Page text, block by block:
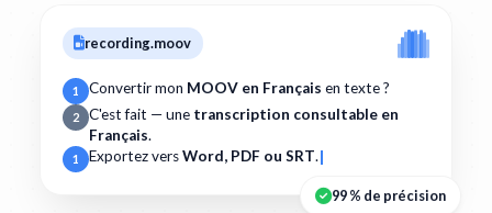
recording.moov
1 Convertir mon MOOV en Français en texte ?
2 C'est fait — une transcription consultable en
Français.
1 Exportez versWord, PDF ou SRT.
99 % de précision